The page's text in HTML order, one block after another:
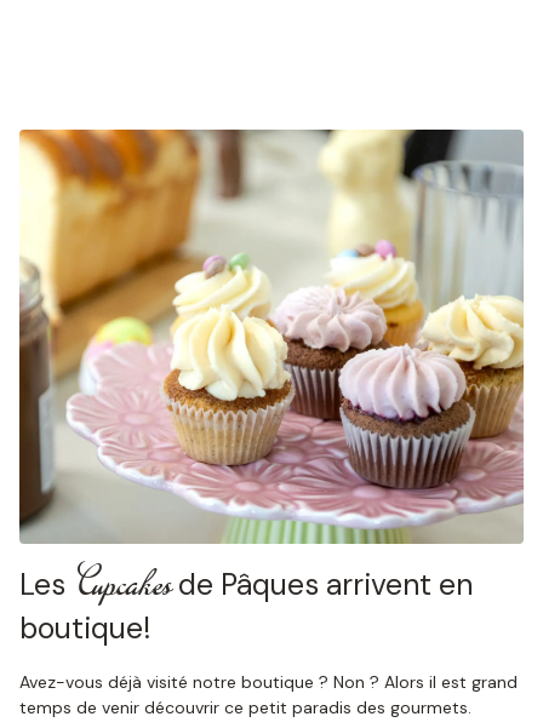
Les Cupcakesde Pâques arrivent en
boutique!
Avez-vous déjà visité notre boutique ? Non ? Alors il est grand
temps de venir découvrir ce petit paradis des gourmets.